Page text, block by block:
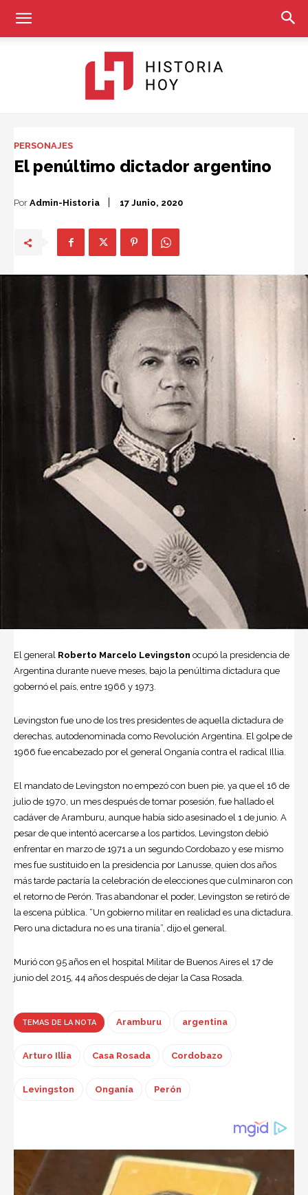
PERSONAJES
El penúltimo dictador argentino
Por Admin-Historia 17 Junio, 2020
El general Roberto Marcelo Levingston ocupó la presidencia de
Argentina durante nueve meses, bajo la penúltima dictadura que
gobernó el país, entre 1966 y 1973.
Levingston fue uno de los tres presidentes de aquella dictadura de
derechas, autodenominada como Revolución Argentina. El golpe de
1966 fue encabezado por el general Onganía contra el radical Illia.
El mandato de Levingston no empezó con buen pie, ya que el 16 de
julio de 1970, un mes después de tomar posesión, fue hallado el
cadáver de Aramburu, aunque había sido asesinado el 1 de junio. A
pesar de que intentó acercarse a los partidos, Levingston debió
enfrentar en marzo de 1971 a un segundo Cordobazo y ese mismo
mes fue sustituido en la presidencia por Lanusse, quien dos años
más tarde pactaría la celebración de elecciones que culminaron con
el retorno de Perón. Tras abandonar el poder, Levingston se retiró de
la escena pública. “Un gobierno militar en realidad es una dictadura.
Pero una dictadura no es una tiranía”, dijo el general.
Murió con 95 años en el hospital Militar de Buenos Aires el 17 de
junio del 2015, 44 años después de dejar la Casa Rosada.
TEMAS DE LA NOTA Aramburu argentina
Arturo Illia Casa Rosada Cordobazo
Levingston Onganía Perón